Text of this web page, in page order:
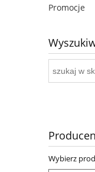
Promocje
Wybierz